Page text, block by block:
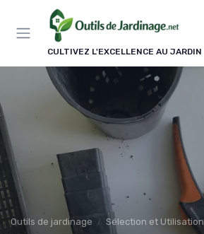
CULTIVEZ L'EXCELLENCE AU JARDIN
Outils de jardinage Sélection et Utilisation
Panneau de gestion des cookies